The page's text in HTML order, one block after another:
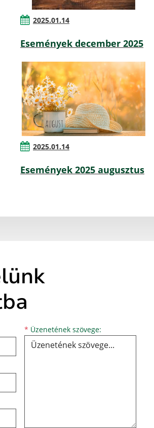
2025.01.14
Események december 2025
2025.01.14
Események 2025 augusztus
* Üzenetének szövege: Üzenetének